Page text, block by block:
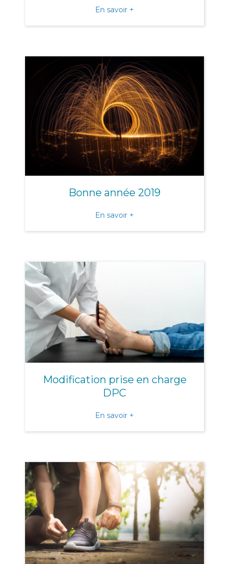
En savoir +
Bonne année 2019
En savoir +
Modification prise en charge
DPC
En savoir +